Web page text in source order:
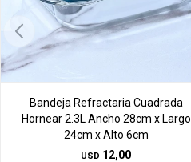
Bandeja Refractaria Cuadrada
Hornear 2.3L Ancho 28cm x Largo
24cm x Alto 6cm
USD 12,00